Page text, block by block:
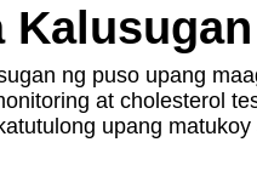
ng puso upang
at cholesterol
upang